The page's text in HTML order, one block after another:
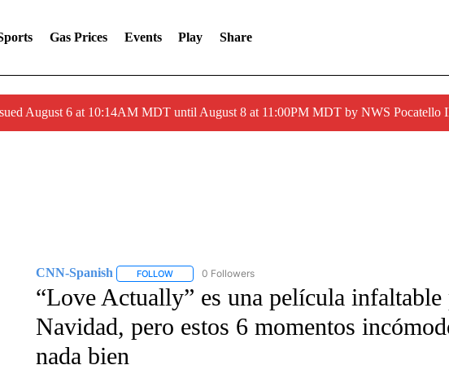
Gas Prices Events Play Share
August 6 at 10:14AM MDT until August 8 at 11:00PM MDT by NWS Pocatello
CNN-Spanish FOLLOWFOLLOW "CNN-SPANISH" TO RECEIVE NOTIFICATIONS ABOUT
0 Followers
“Love Actually” es una película infaltable
Navidad, pero estos 6 momentos
nada bien